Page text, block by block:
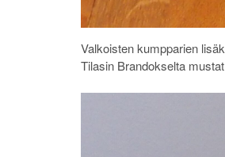
Valkoisten kumpparien
Tilasin Brandokselta